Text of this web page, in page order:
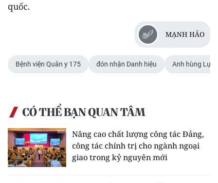
quốc.
MẠNH HẢO
Bệnh viện Quân y 175 đón nhận Danh hiệu Anh hùng Lực
CÓ THỂ BẠN QUAN TÂM
Nâng cao chất lượng công tác Đảng,
công tác chính trị cho ngành ngoại
giao trong kỷ nguyên mới